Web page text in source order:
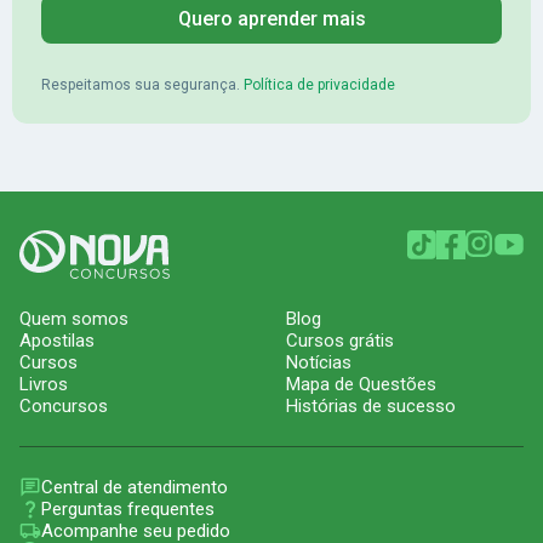
Quero aprender mais
Respeitamos sua segurança. Política de privacidade
Quem somos
Apostilas
Cursos
Livros
Concursos
Blog
Cursos grátis
Notícias
Mapa de Questões
Histórias de sucesso
Central de atendimento
Perguntas frequentes
Acompanhe seu pedido